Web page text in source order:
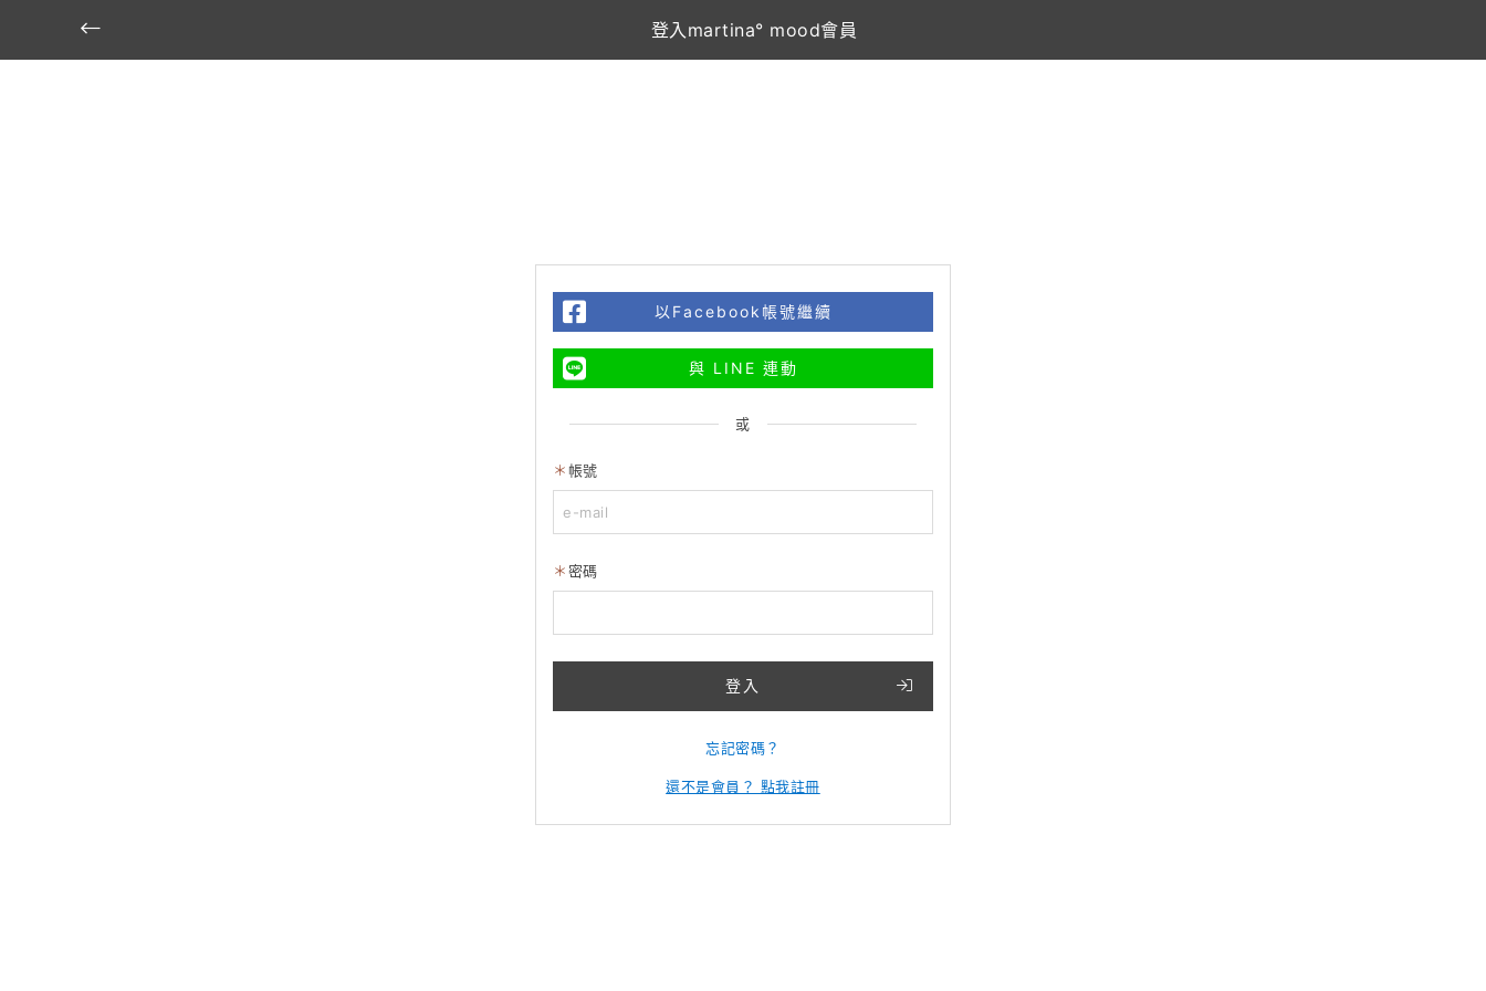
登入martina° mood會員
以Facebook帳號繼續
與 LINE 連動
或
帳號
密碼
登入
忘記密碼？
還不是會員？ 點我註冊